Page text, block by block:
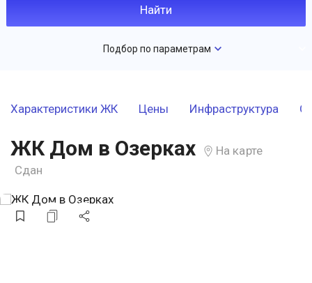
Подбор по параметрам
Характеристики ЖК Цены Инфраструктура
ЖК Дом в Озерках
На карте
Сдан